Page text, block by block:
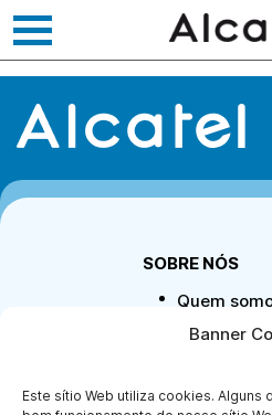
Banner
Este sítio Web utiliza cookies.
Saltar
o
Leclerc
SOBRE NÓS
Quem
Para se
Notícia